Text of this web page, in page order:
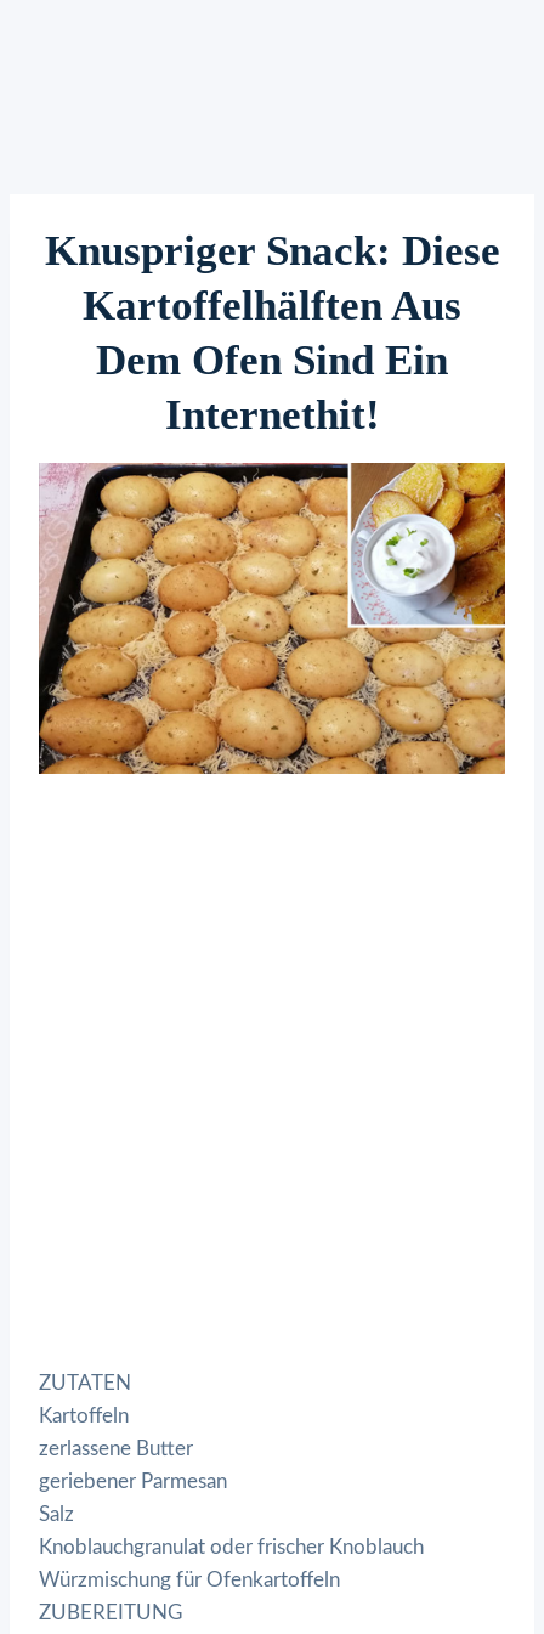
Knuspriger Snack: Diese
Kartoffelhälften Aus
Dem Ofen Sind Ein
Internethit!
ZUTATEN
Kartoffeln
zerlassene Butter
geriebener Parmesan
Salz
Knoblauchgranulat oder frischer Knoblauch
Würzmischung für Ofenkartoffeln
ZUBEREITUNG